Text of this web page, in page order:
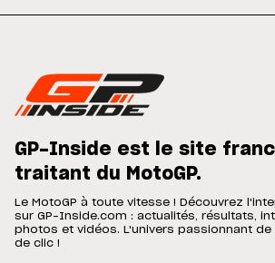
GP-Inside est le site
traitant du MotoGP.
Le MotoGP à toute vitesse ! Découvrez
sur GP-Inside.com : actualités, résultats,
photos et vidéos. L'univers passionnant
de clic !